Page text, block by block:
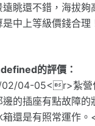
眺還不錯，海拔
中上等級價錢合
的評價：
04-05<r>紮營
邊的插座有點故障
箱還是有照常運作